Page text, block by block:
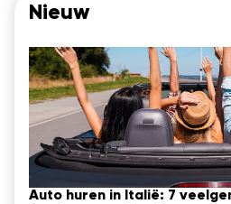
Nieuw
Auto huren in Italië: 7